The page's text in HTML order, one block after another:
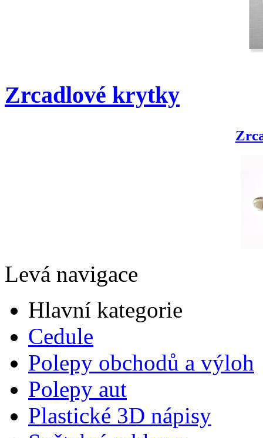
Zrcadlové krytky
Levá navigace
Hlavní kategorie
Cedule
Polepy obchodů a výloh
Polepy aut
Plastické 3D nápisy